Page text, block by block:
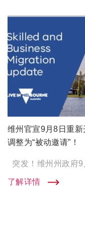
维州官宣9月8日重
调整为“被动邀请”！
了解详情